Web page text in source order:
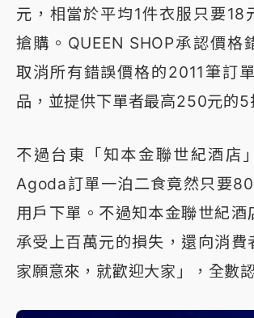
元，相當於平均1件衣服只要18
搶購。QUEEN SHOP承認價格
取消所有錯誤價格的2011筆訂
品，並提供下單者最高250元的5
不過台東「知本金聯世紀酒店
Agoda訂單一泊二食竟然只要
用戶下單。不過知本金聯世紀酒
承受上百萬元的損失，還向消費
家願意來，就歡迎大家」，全數